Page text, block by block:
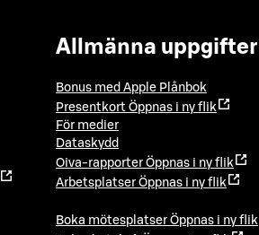
Allmänna uppgifter
Bonus med Apple Plånbok
Presentkort Öppnas i ny flik
För medier
Dataskydd
Oiva-rapporter Öppnas i ny flik
Arbetsplatser Öppnas i ny flik
Boka mötesplatser Öppnas i ny flik